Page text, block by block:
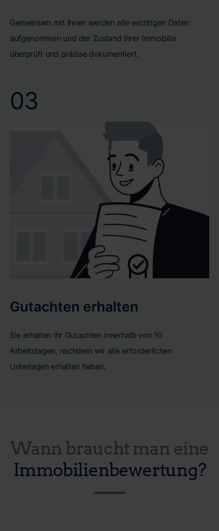
Gemeinsam mit Ihnen werden alle wichtigen Daten
aufgenommen und der Zustand Ihrer Immobilie
überprüft und präzise dokumentiert.
03
Gutachten erhalten
Sie erhalten Ihr Gutachten innerhalb von 10
Arbeitstagen, nachdem wir alle erforderlichen
Unterlagen erhalten haben.
Wann braucht man eine
Immobilienbewertung?